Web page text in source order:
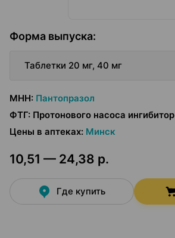
Форма выпуска:
Таблетки 20 мг, 40 мг
МНН: Пантопразол
ФТГ: Протонового насоса ингибитор
Цены в аптеках: Минск
10,51 — 24,38 р.
Где купить